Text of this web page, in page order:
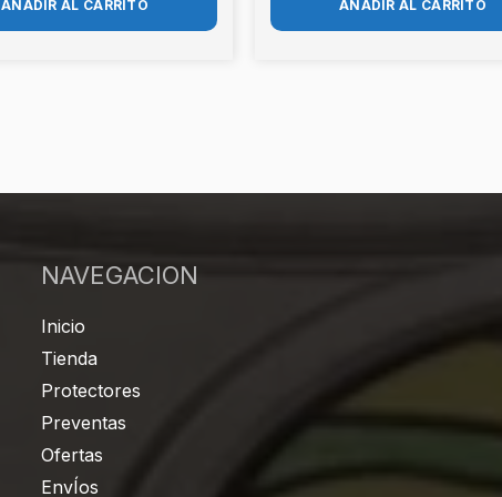
AÑADIR AL CARRITO AÑADIR AL CARRITO
NAVEGACION
Inicio
Tienda
Protectores
Preventas
Ofertas
EnvÍos